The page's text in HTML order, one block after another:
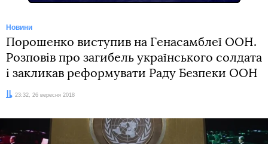
Новини
Порошенко виступив на Генасамблеї ООН.
Розповів про загибель українського солдата
і закликав реформувати Раду Безпеки ООН
Дата:23:32, 26 вересня 2018